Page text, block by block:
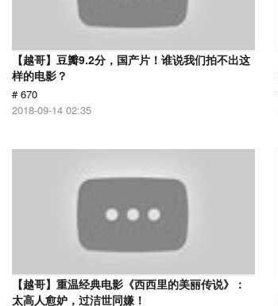
【越哥】豆瓣9.2分，国产片！谁说我们拍不出这
样的电影？
# 670
2018-09-14 02:35
【越哥】重温经典电影《西西里的美丽传说》：
太高人愈妒，过洁世同嫌！